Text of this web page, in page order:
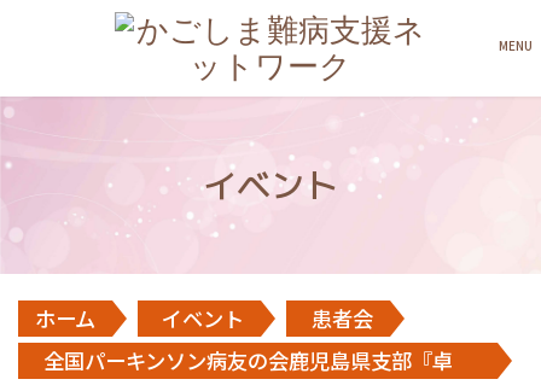
イベント
ホーム イベント
患者会
全国パーキンソン病友の会鹿児島県支部『卓
MENU